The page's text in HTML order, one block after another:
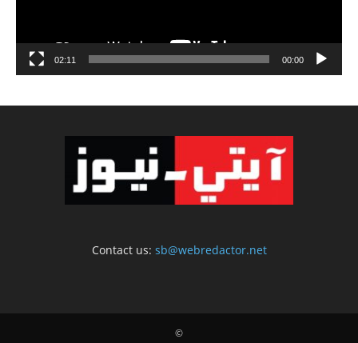
00:00
02:11
Contact us: sb@webredactor.net
©